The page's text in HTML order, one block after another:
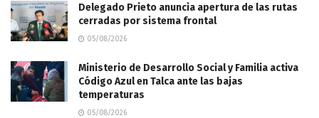
Delegado Prieto anuncia apertura de las rutas
cerradas por sistema frontal
05/08/2026
Ministerio de Desarrollo Social y Familia activa
Código Azul en Talca ante las bajas
temperaturas
05/08/2026